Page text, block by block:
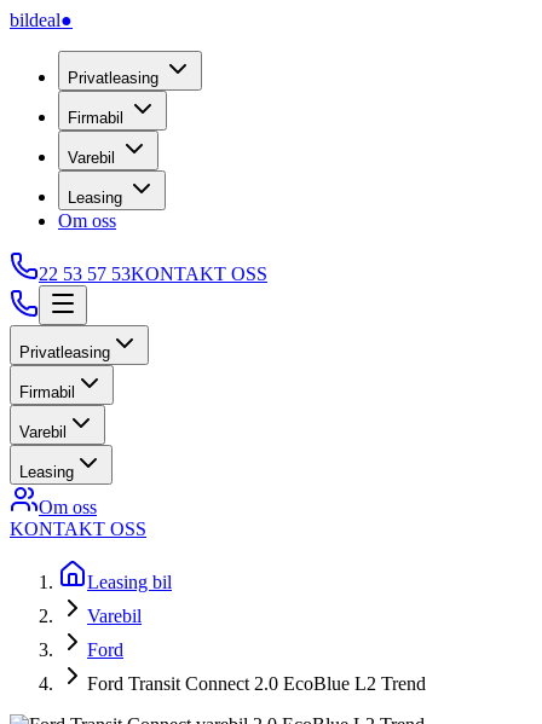
bildeal●
Privatleasing
Firmabil
Varebil
Leasing
Om oss
22 53 57 53KONTAKT OSS
Privatleasing
Firmabil
Varebil
Leasing
Om oss
KONTAKT OSS
Leasing bil
Varebil
Ford
Ford Transit Connect 2.0 EcoBlue L2 Trend